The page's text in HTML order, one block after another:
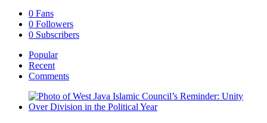
0 Fans
0 Followers
0 Subscribers
Popular
Recent
Comments